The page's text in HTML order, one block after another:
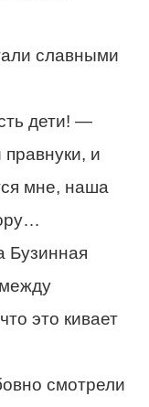
славными
дети! —
и
мне, наша
Бузинная
это кивает
смотрели